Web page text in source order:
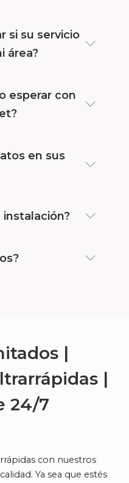
si su servicio
área?
esperar con
en sus
|
|
24/7
con nuestros
Ya sea que estés